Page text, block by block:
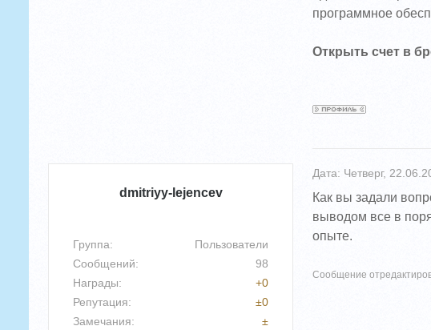
программное
Открыть счет в
dmitriyy-lejencev
Дата: Четверг,
Группа: Пользователи
Сообщений: 98
Награды:
0
+
Репутация:
0
±
Замечания:
±
Как вы задали
выводом все в
опыте.
Сообщение